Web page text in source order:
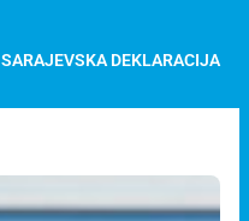
SARAJEVSKA DEKLARACIJA